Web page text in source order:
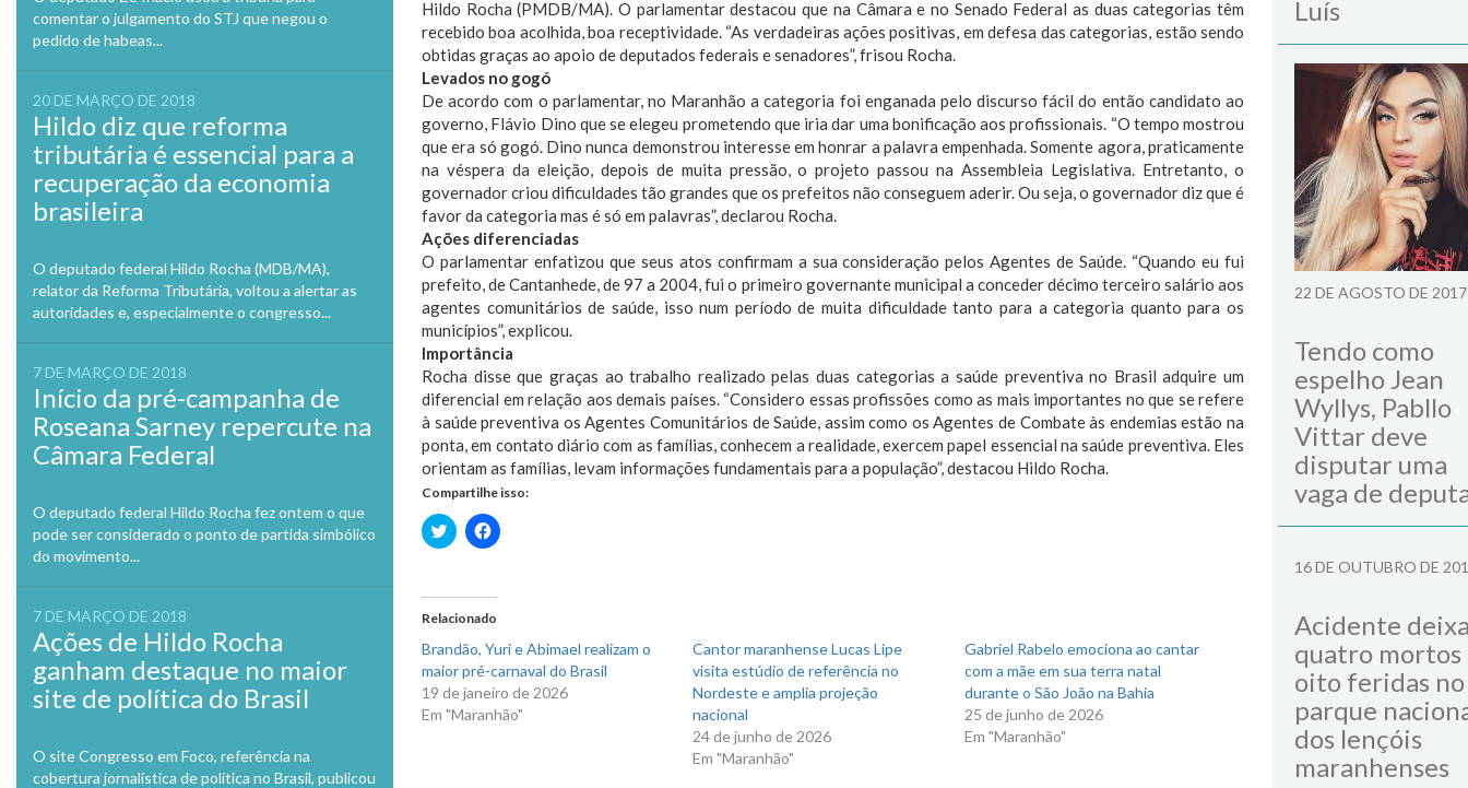
comentar o julgamento do STJ que negou o
pedido de habeas...
20 DE MARÇO DE 2018
Hildo diz que reforma
tributária é essencial para a
recuperação da economia
brasileira
O deputado federal Hildo Rocha (MDB/MA),
relator da Reforma Tributária, voltou a alertar as
autoridades e, especialmente o congresso...
7 DE MARÇO DE 2018
Início da pré-campanha de
Roseana Sarney repercute na
Câmara Federal
O deputado federal Hildo Rocha fez ontem o que
pode ser considerado o ponto de partida simbólico
do movimento...
7 DE MARÇO DE 2018
Ações de Hildo Rocha
ganham destaque no maior
site de política do Brasil
O site Congresso em Foco, referência na
cobertura jornalística de política no Brasil, publicou
Hildo Rocha (PMDB/MA). O parlamentar destacou que na Câmara e no Senado Federal as duas categorias têm
recebido boa acolhida, boa receptividade. “As verdadeiras ações positivas, em defesa das categorias, estão sendo
obtidas graças ao apoio de deputados federais e senadores”, frisou Rocha.
Levados no gogó
De acordo com o parlamentar, no Maranhão a categoria foi enganada pelo discurso fácil do então candidato ao
governo, Flávio Dino que se elegeu prometendo que iria dar uma bonificação aos profissionais. “O tempo mostrou
que era só gogó. Dino nunca demonstrou interesse em honrar a palavra empenhada. Somente agora, praticamente
na véspera da eleição, depois de muita pressão, o projeto passou na Assembleia Legislativa. Entretanto, o
governador criou dificuldades tão grandes que os prefeitos não conseguem aderir. Ou seja, o governador diz que é
favor da categoria mas é só em palavras”, declarou Rocha.
Ações diferenciadas
O parlamentar enfatizou que seus atos confirmam a sua consideração pelos Agentes de Saúde. “Quando eu fui
prefeito, de Cantanhede, de 97 a 2004, fui o primeiro governante municipal a conceder décimo terceiro salário aos
agentes comunitários de saúde, isso num período de muita dificuldade tanto para a categoria quanto para os
municípios”, explicou.
Importância
Rocha disse que graças ao trabalho realizado pelas duas categorias a saúde preventiva no Brasil adquire um
diferencial em relação aos demais países. “Considero essas profissões como as mais importantes no que se refere
à saúde preventiva os Agentes Comunitários de Saúde, assim como os Agentes de Combate às endemias estão na
ponta, em contato diário com as famílias, conhecem a realidade, exercem papel essencial na saúde preventiva. Eles
orientam as famílias, levam informações fundamentais para a população”, destacou Hildo Rocha.
Compartilhe isso:
Clique
para
em
nova
janela)
Clique
para
em
nova
janela)
Relacionado
Brandão, Yuri e Abimael realizam o
maior pré-carnaval do Brasil
19 de janeiro de 2026
Em "Maranhão"
Cantor maranhense Lucas Lipe
visita estúdio de referência no
Nordeste e amplia projeção
nacional
24 de junho de 2026
Em "Maranhão"
Gabriel Rabelo emociona ao cantar
com a mãe em sua terra natal
durante o São João na Bahia
25 de junho de 2026
Em "Maranhão"
Luís
22 DE AGOSTO DE 2017
Tendo como
espelho Jean
Wyllys, Pabllo
Vittar deve
disputar uma
vaga de
16 DE OUTUBRO DE
Acidente
quatro mortos
oito feridas no
parque
dos lençóis
maranhenses